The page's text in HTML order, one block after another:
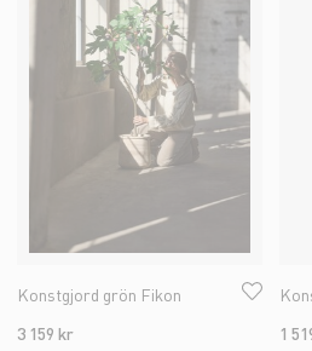
Konstgjord grön Fikon
3 159 kr
1